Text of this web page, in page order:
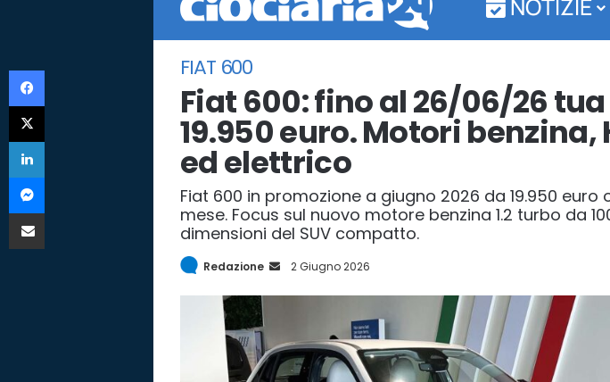
NOTIZIE
FIAT 600
Fiat 600: fino al 26/06/26
19.950 euro. Motori benzina,
ed elettrico
Fiat 600 in promozione a giugno 2026 da 19.950 euro
mese. Focus sul nuovo motore benzina 1.2 turbo da
dimensioni del SUV compatto.
Redazione
a
E
2 Giugno 2026